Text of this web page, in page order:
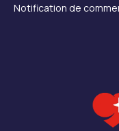
Notification de